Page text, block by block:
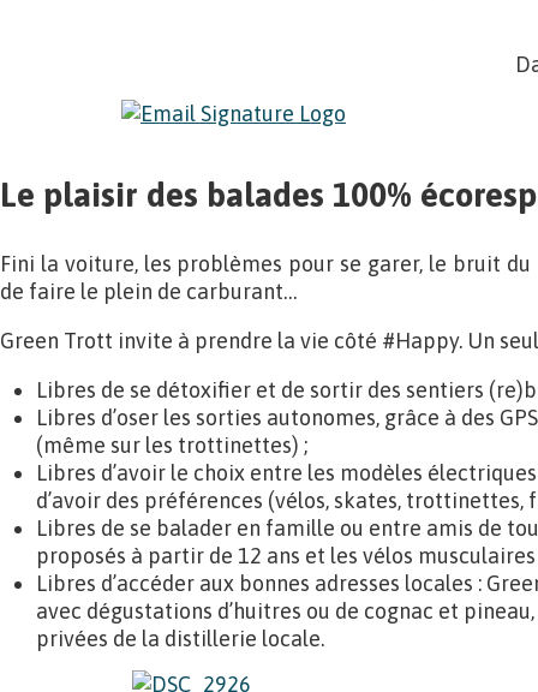
Le plaisir des balades 100%
Fini la voiture, les problèmes pour se garer, le bruit
de faire le plein de carburant…
Green Trott invite à prendre la vie côté #Happy. Un
Libres de se détoxifier et de sortir des sentiers
Libres d’oser les sorties autonomes, grâce à des
(même sur les trottinettes) ;
Libres d’avoir le choix entre les modèles
d’avoir des préférences (vélos, skates, trottinettes,
Libres de se balader en famille ou entre amis de
proposés à partir de 12 ans et les vélos
Libres d’accéder aux bonnes adresses locales :
avec dégustations d’huitres ou de cognac et
privées de la distillerie locale.